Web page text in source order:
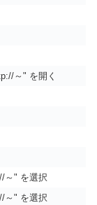
～" を開く
～" を選択
～" を選択